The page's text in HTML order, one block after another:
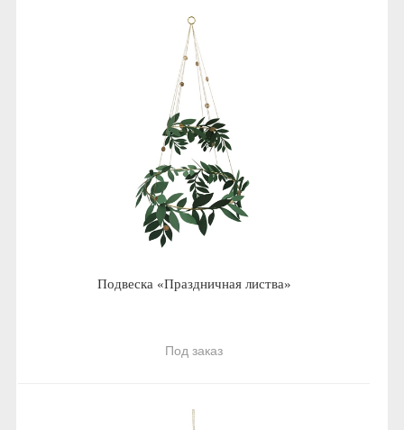
Подвеска «Праздничная листва»
Под заказ